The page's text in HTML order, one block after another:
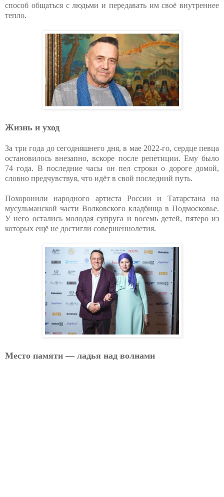
способ общаться с людьми и передавать им своё внутреннее
тепло.
Жизнь и уход
За три года до сегодняшнего дня, в мае 2022-го, сердце певца
остановилось внезапно, вскоре после репетиции. Ему было
74 года. В последние часы он пел строки о дороге домой,
словно предчувствуя, что идёт в свой последний путь.
Похоронили народного артиста России и Татарстана на
мусульманской части Волковского кладбища в Подмосковье.
У него остались молодая супруга и восемь детей, пятеро из
которых ещё не достигли совершеннолетия.
Место памяти — ладья над волнами